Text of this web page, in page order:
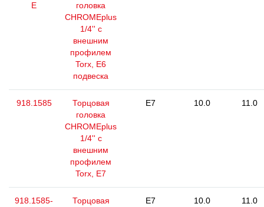
E
головка
CHROMEplus
1/4'' с
внешним
профилем
Torx, E6
подвеска
918.1585
Торцовая
головка
CHROMEplus
1/4'' с
внешним
профилем
Torx, E7
E7 10.0 11.0
918.1585-
Торцовая
E7 10.0 11.0